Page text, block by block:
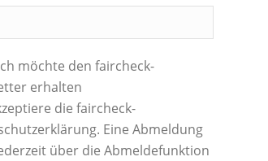
möchte den faircheck-
erhalten
die faircheck-
. Eine Abmeldung
über die Abmeldefunktion